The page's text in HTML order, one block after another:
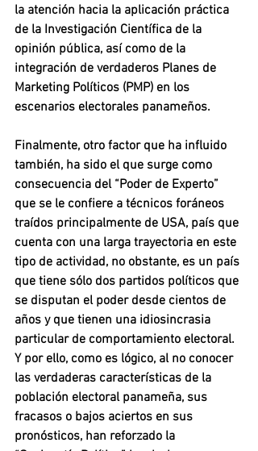
la atención hacia la aplicación práctica
de la Investigación Científica de la
opinión pública, así como de la
integración de verdaderos Planes de
Marketing Políticos (PMP) en los
escenarios electorales panameños.
Finalmente, otro factor que ha influido
también, ha sido el que surge como
consecuencia del “Poder de Experto”
que se le confiere a técnicos foráneos
traídos principalmente de USA, país que
cuenta con una larga trayectoria en este
tipo de actividad, no obstante, es un país
que tiene sólo dos partidos políticos que
se disputan el poder desde cientos de
años y que tienen una idiosincrasia
particular de comportamiento electoral.
Y por ello, como es lógico, al no conocer
las verdaderas características de la
población electoral panameña, sus
fracasos o bajos aciertos en sus
pronósticos, han reforzado la